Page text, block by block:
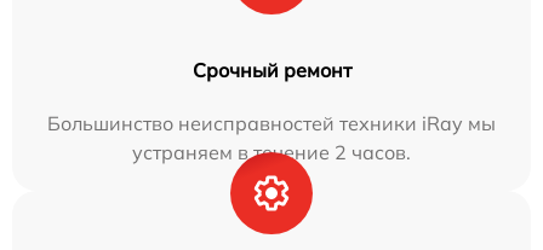
Срочный ремонт
Большинство неисправностей техники iRay мы
устраняем в течение 2 часов.